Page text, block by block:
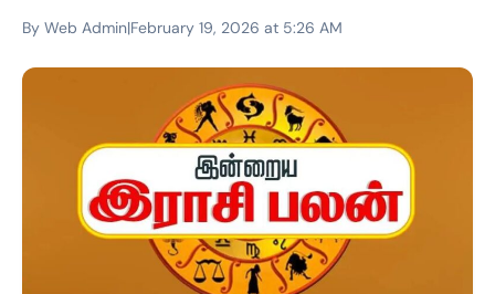
By Web Admin|February 19, 2026 at 5:26 AM